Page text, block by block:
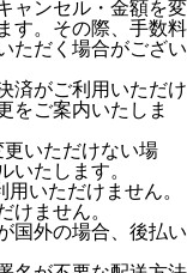
ャンセル・金額を変
す。その際、手数料
ただく場合がござい
済がご利用いただけ
をご案内いたしま
いただけない場
いたします。
いただけません。
ません。
国外の場合、後払い